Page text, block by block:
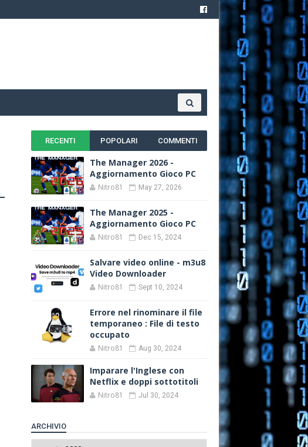
RECENTI POPOLARI COMMENTI
The Manager 2026 -
Aggiornamento Gioco PC
Nitro81 May 27, 2026
The Manager 2025 -
Aggiornamento Gioco PC
Nitro81 Dec 15, 2024
Salvare video online - m3u8
Video Downloader
Nitro81 Sept 10, 2024
Errore nel rinominare il file
temporaneo : File di testo
occupato
Nitro81 Aug 30, 2024
Imparare l'Inglese con
Netflix e doppi sottotitoli
Nitro81 Jul 30, 2024
ARCHIVIO